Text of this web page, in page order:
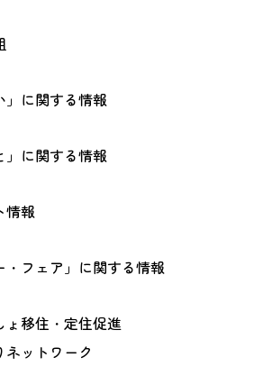
」に関する情報
」に関する情報
情報
・フェア」に関する情報
ょ移住・定住促進
ネットワーク